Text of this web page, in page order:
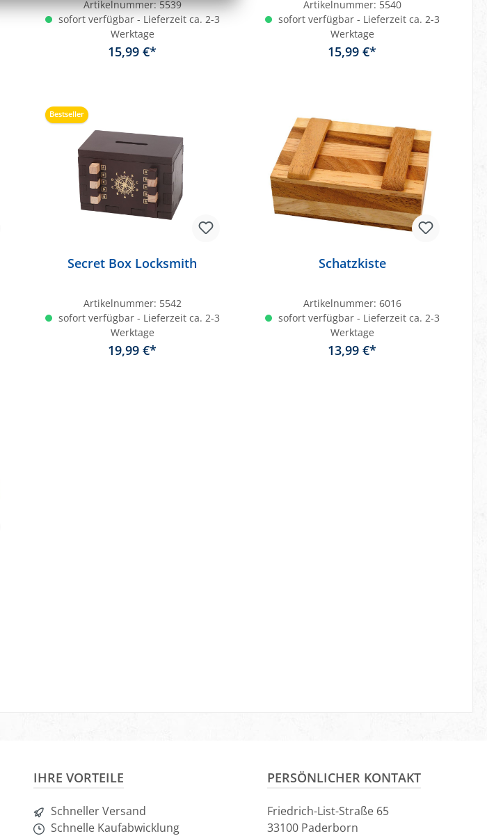
Artikelnummer:5539
sofort verfügbar - Lieferzeit ca. 2-3
Werktage
15,99 €*
Artikelnummer: 5540
sofort verfügbar - Lieferzeit ca. 2-3
Werktage
15,99 €*
Bestseller
Secret Box Locksmith
Artikelnummer: 5542
sofort verfügbar - Lieferzeit ca. 2-3
Werktage
19,99 €*
Schatzkiste
Artikelnummer: 6016
sofort verfügbar - Lieferzeit ca. 2-3
Werktage
13,99 €*
IHRE VORTEILE
Schneller Versand
Schnelle Kaufabwicklung
PERSÖNLICHER KONTAKT
Friedrich-List-Straße 65
33100 Paderborn